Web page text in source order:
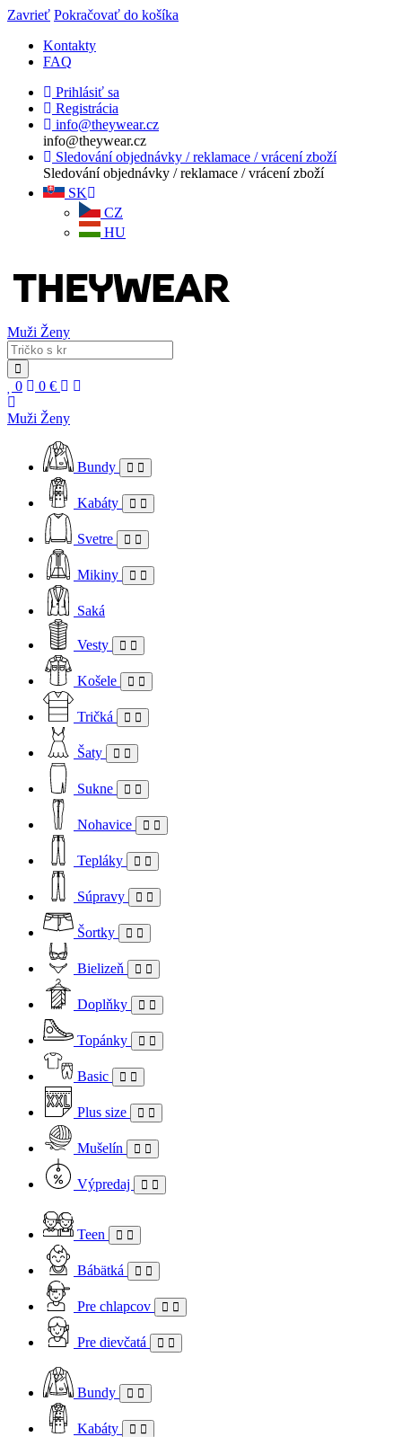
Zavrieť Pokračovať do košíka
Kontakty
FAQ
Prihlásiť sa
Registrácia
info@theywear.cz
info@theywear.cz
Sledování objednávky / reklamace / vrácení zboží
Sledování objednávky / reklamace / vrácení zboží
SK
CZ
HU
Muži Ženy
0 0 €
Muži Ženy
Bundy
Kabáty
Svetre
Mikiny
Saká
Vesty
Košele
Tričká
Šaty
Sukne
Nohavice
Tepláky
Súpravy
Šortky
Bielizeň
Doplňky
Topánky
Basic
Plus size
Mušelín
Výpredaj
Teen
Bábätká
Pre chlapcov
Pre dievčatá
Bundy
Kabáty